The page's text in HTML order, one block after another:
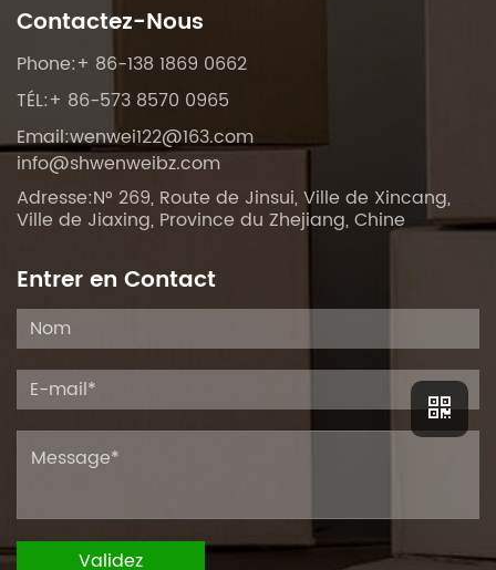
Contactez-Nous
Phone:+ 86-138 1869 0662
TÉL:+ 86-573 8570 0965
Email:wenwei122@163.com
info@shwenweibz.com
Adresse:N° 269, Route de Jinsui, Ville de Xincang,
Ville de Jiaxing, Province du Zhejiang, Chine
Entrer en Contact